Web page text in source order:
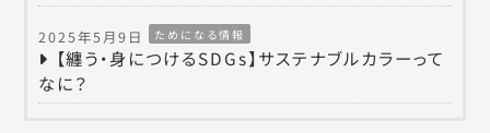
2025年5月9日 ためになる情報
【纏う・身につけるSDGs】サステナブルカラーって
なに？